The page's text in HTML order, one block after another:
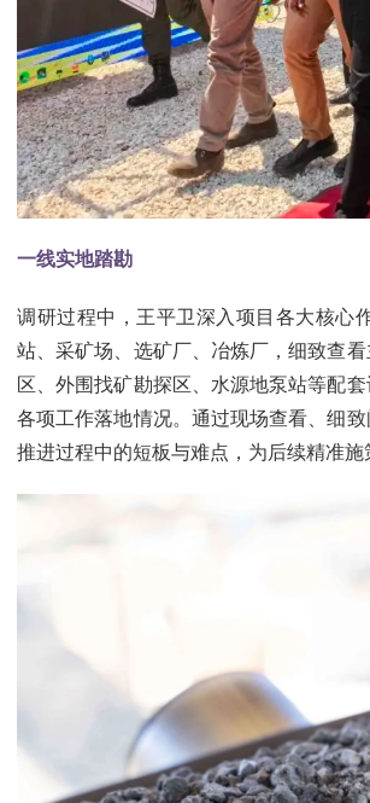
一线实地踏勘
调研过程中，王平卫深入项目各大核心
站、采矿场、选矿厂、冶炼厂，细致查
区、外围找矿勘探区、水源地泵站等配
各项工作落地情况。通过现场查看、细
推进过程中的短板与难点，为后续精准施